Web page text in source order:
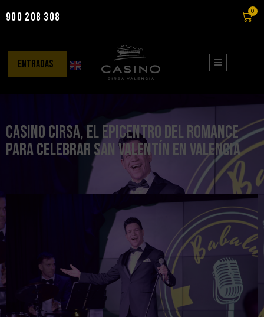
contenido
900 208 308 0
entradas
Casino CIRSA, el epicentro del romance
para celebrar San Valentín en Valencia